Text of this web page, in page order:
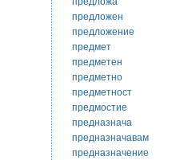
предложен
предложение
предмет
предметен
предметно
предметност
предмостие
предназнача
предназначавам
предназначение